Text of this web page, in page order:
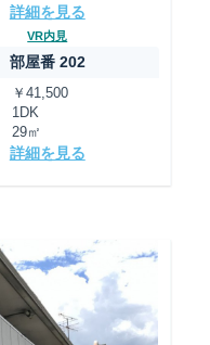
詳細を見る
VR内見
部屋番 202
￥41,500
1DK
29㎡
詳細を見る